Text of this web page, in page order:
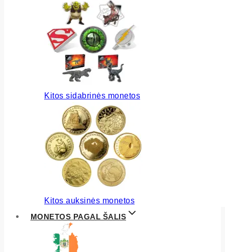
Kitos sidabrinės monetos
Kitos auksinės monetos
MONETOS PAGAL ŠALIS